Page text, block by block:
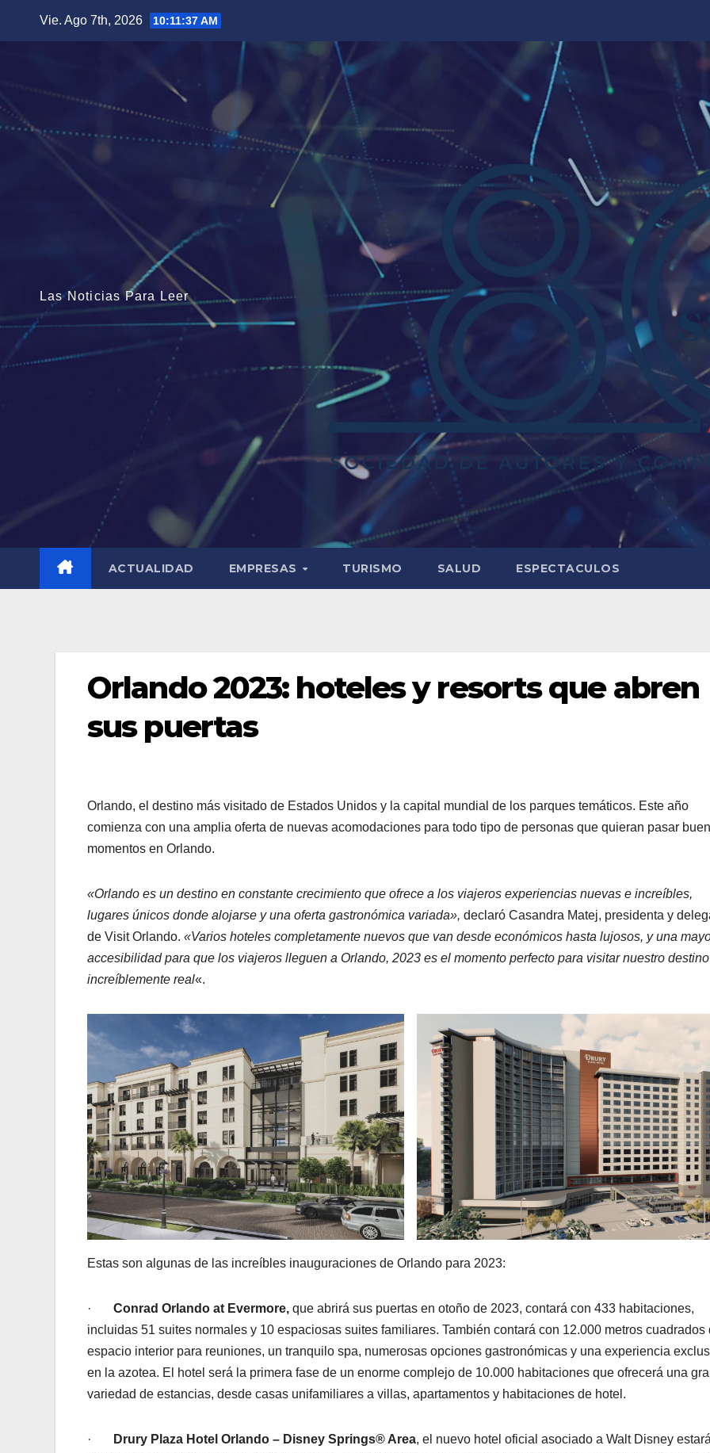
Vie. Ago 7th, 2026 10:11:39 AM
Las Noticias Para Leer
ACTUALIDAD EMPRESAS TURISMO SALUD ESPECTACULOS
Orlando 2023: hoteles y resorts que abren
sus puertas
Orlando, el destino más visitado de Estados Unidos y la capital mundial de los parques temáticos. Este año
comienza con una amplia oferta de nuevas acomodaciones para todo tipo de personas que quieran pasar
momentos en Orlando.
«Orlando es un destino en constante crecimiento que ofrece a los viajeros experiencias nuevas e increíbles,
lugares únicos donde alojarse y una oferta gastronómica variada», declaró Casandra Matej, presidenta y
de Visit Orlando. «Varios hoteles completamente nuevos que van desde económicos hasta lujosos, y una
accesibilidad para que los viajeros lleguen a Orlando, 2023 es el momento perfecto para visitar nuestro destino
increíblemente real«.
Estas son algunas de las increíbles inauguraciones de Orlando para 2023:
· Conrad Orlando at Evermore, que abrirá sus puertas en otoño de 2023, contará con 433 habitaciones,
incluidas 51 suites normales y 10 espaciosas suites familiares. También contará con 12.000 metros cuadrados
espacio interior para reuniones, un tranquilo spa, numerosas opciones gastronómicas y una experiencia
en la azotea. El hotel será la primera fase de un enorme complejo de 10.000 habitaciones que ofrecerá una
variedad de estancias, desde casas unifamiliares a villas, apartamentos y habitaciones de hotel.
· Drury Plaza Hotel Orlando – Disney Springs® Area, el nuevo hotel oficial asociado a Walt Disney estará